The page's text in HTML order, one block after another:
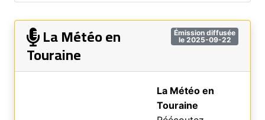
Émission diffusée
le 2025-09-22
La Météo en
Touraine
La Météo en
Touraine